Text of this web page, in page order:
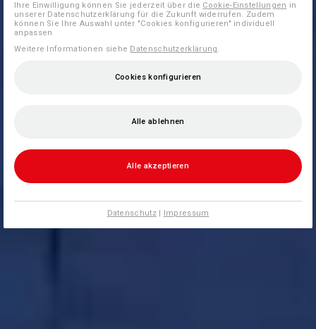
Ihre Einwilligung können Sie jederzeit über die Cookie-Einstellungen in
unserer Datenschutzerklärung für die Zukunft widerrufen. Zudem
können Sie Ihre Auswahl unter "Cookies konfigurieren" individuell
anpassen
Weitere Informationen siehe Datenschutzerklärung.
Cookies konfigurieren
Alle ablehnen
Alle akzeptieren
Datenschutz| Impressum